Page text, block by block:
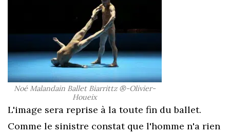
Noé Malandain Ballet Biarrittz ®-Olivier-
Houeix
L'image sera reprise à la toute fin du ballet.
Comme le sinistre constat que l'homme n'a rien